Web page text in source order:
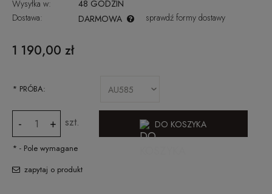
Wysyłka w:
48 GODZIN
Dostawa:
DARMOWA sprawdź formy dostawy
1 190,00 zł
* PRÓBA:
- + szt. DO KOSZYKA
* - Pole wymagane
zapytaj o produkt